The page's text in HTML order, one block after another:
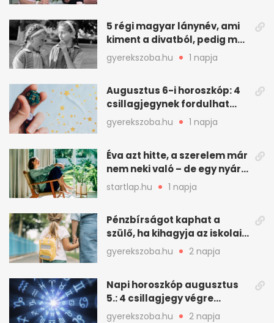
5 régi magyar lánynév, ami
kiment a divatból, pedig ma
is szép
gyerekszoba.hu 1 napja
Augusztus 6-i horoszkóp: 4
csillagjegynek fordulhat
nagyot a nap
gyerekszoba.hu 1 napja
Éva azt hitte, a szerelem már
nem neki való – de egy nyári
hétvége mindent
megváltoztatott
startlap.hu 1 napja
Pénzbírságot kaphat a
szülő, ha kihagyja az iskolai
fogadóórát
gyerekszoba.hu 2 napja
Napi horoszkóp augusztus
5.: 4 csillagjegy végre
szerencsés napot fog ki
gyerekszoba.hu 2 napja